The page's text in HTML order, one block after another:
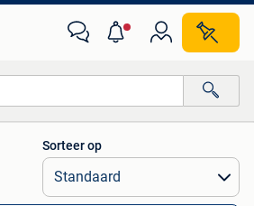
Alle afstanden…
Sorteer op